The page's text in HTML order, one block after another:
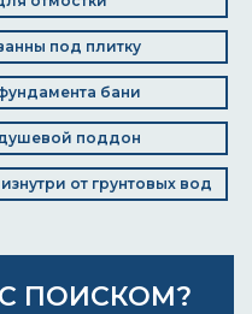
под плитку
бани
поддон
от грунтовых вод
ПОИСКОМ?